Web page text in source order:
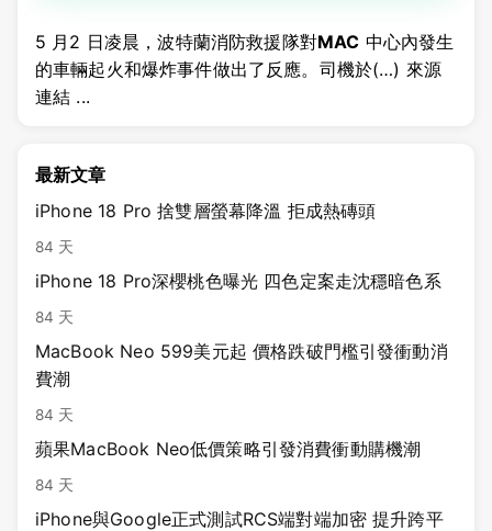
5 月2 日凌晨，波特蘭消防救援隊對MAC 中心內發生
的車輛起火和爆炸事件做出了反應。司機於(…) 來源
連結 ...
最新文章
iPhone 18 Pro 捨雙層螢幕降溫 拒成熱磚頭
84 天
iPhone 18 Pro深櫻桃色曝光 四色定案走沈穩暗色系
84 天
MacBook Neo 599美元起 價格跌破門檻引發衝動消
費潮
84 天
蘋果MacBook Neo低價策略引發消費衝動購機潮
84 天
iPhone與Google正式測試RCS端對端加密 提升跨平